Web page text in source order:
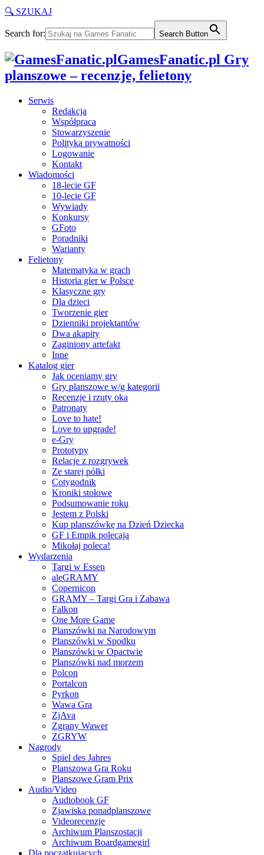
🔍 SZUKAJ
Search for: Search Button
GamesFanatic.pl Gry
planszowe – recenzje, felietony
Serwis
Redakcja
Współpraca
Stowarzyszenie
Polityka prywatności
Logowanie
Kontakt
Wiadomości
18-lecie GF
10-lecie GF
Wywiady
Konkursy
GFoto
Poradniki
Warianty
Felietony
Matematyka w grach
Historia gier w Polsce
Klasyczne gry
Dla dzieci
Tworzenie gier
Dzienniki projektantów
Dwa akapity
Zaginiony artefakt
Inne
Katalog gier
Jak oceniamy gry
Gry planszowe w/g kategorii
Recenzje i rzuty oka
Patronaty
Love to hate!
Love to upgrade!
e-Gry
Prototypy
Relacje z rozgrywek
Ze starej półki
Cotygodnik
Kroniki stołowe
Podsumowanie roku
Jestem z Polski
Kup planszówkę na Dzień Dziecka
GF i Empik polecają
Mikołaj poleca!
Wydarzenia
Targi w Essen
aleGRAMY
Copernicon
GRAMY – Targi Gra i Zabawa
Falkon
One More Game
Planszówki na Narodowym
Planszówki w Spodku
Planszówki w Opactwie
Planszówki nad morzem
Polcon
Portalcon
Pyrkon
Wawa Gra
ZjAva
Zgrany Wawer
ZGRYW
Nagrody
Spiel des Jahres
Planszowa Gra Roku
Planszowe Gram Prix
Audio/Video
Audiobook GF
Zjawiska ponadplanszowe
Videorecenzje
Archiwum Planszostacji
Archiwum Boardgamegirl
Dla początkujących